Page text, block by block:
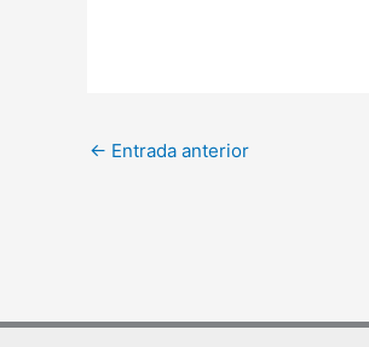
← Entrada anterior